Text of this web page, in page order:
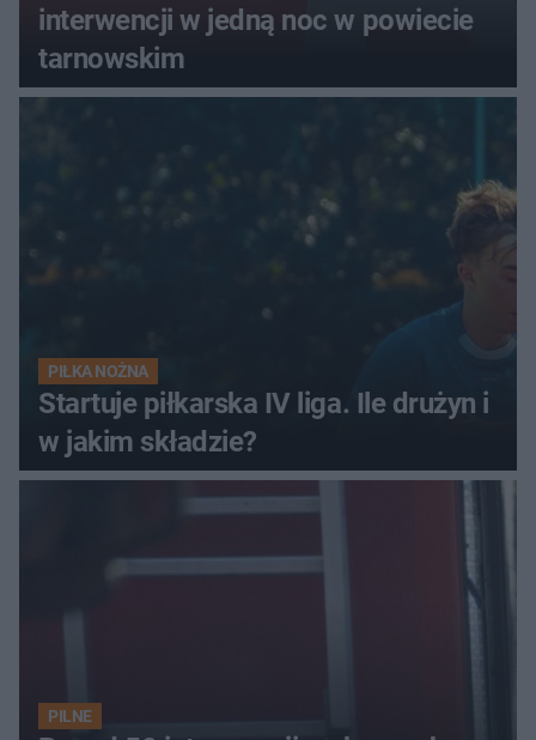
interwencji w jedną noc w powiecie
tarnowskim
PIŁKA NOŻNA
Startuje piłkarska IV liga. Ile drużyn i
w jakim składzie?
PILNE